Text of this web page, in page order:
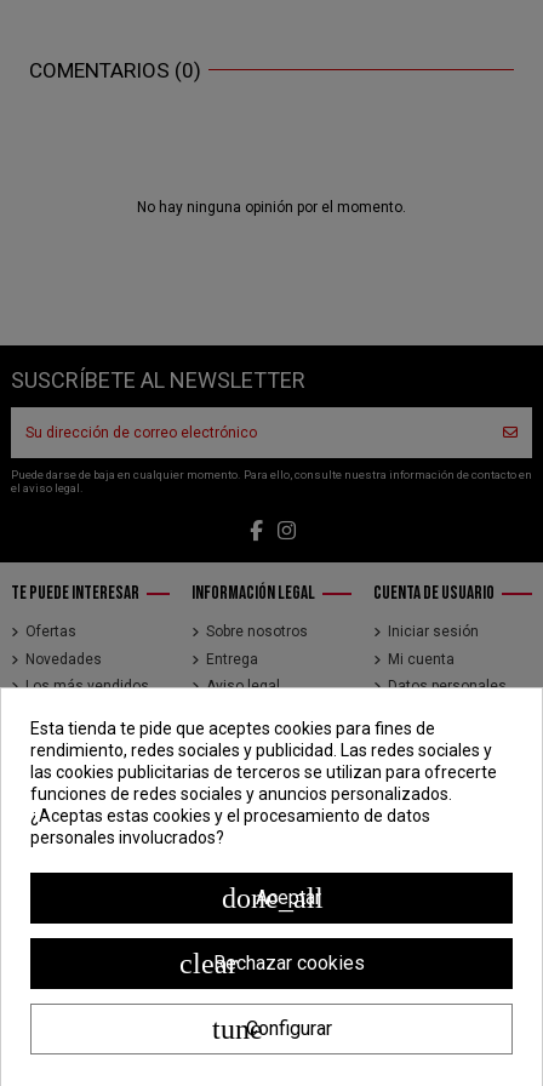
COMENTARIOS (0)
No hay ninguna opinión por el momento.
SUSCRÍBETE AL NEWSLETTER
Puede darse de baja en cualquier momento. Para ello, consulte nuestra información de contacto en
el aviso legal.
TE PUEDE INTERESAR
Ofertas
Novedades
Los más vendidos
INFORMACIÓN LEGAL
Sobre nosotros
Entrega
Aviso legal
condiciones de uso
Pago seguro
CUENTA DE USUARIO
Iniciar sesión
Mi cuenta
Datos personales
Direcciones
Seguimiento de
pedidos de clientes
invitados
CONTÁCTENOS
CDV - Componentes Diesel Vidal
998 304 695 | 988 338 835
Esta tienda te pide que aceptes cookies para fines de
rendimiento, redes sociales y publicidad. Las redes sociales y
las cookies publicitarias de terceros se utilizan para ofrecerte
funciones de redes sociales y anuncios personalizados.
¿Aceptas estas cookies y el procesamiento de datos
personales involucrados?
done_all
Aceptar
clearRechazar cookies
tuneConfigurar